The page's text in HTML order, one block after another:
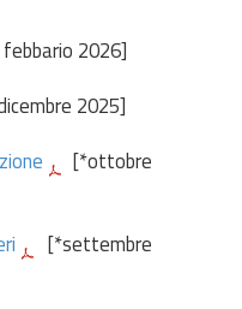
2026]
2025]
[*ottobre
[*settembre